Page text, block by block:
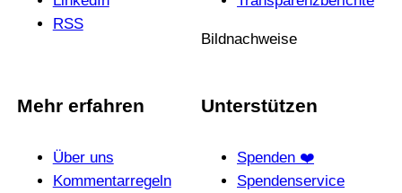
RSS
Bildnachweise
Mehr erfahren
Über uns
Kommentarregeln
Unterstützen
Spenden ❤️
Spendenservice